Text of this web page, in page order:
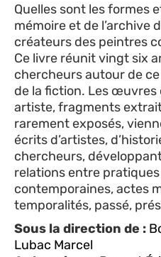
Quelles sont les formes
mémoire et de l’archive
créateurs des peintres
Ce livre réunit vingt six
chercheurs autour de
de la fiction. Les œuvres
artiste, fragments
rarement exposés,
écrits d’artistes,
chercheurs,
relations entre
contemporaines, actes
temporalités, passé,
Sous la direction de :
Lubac Marcel